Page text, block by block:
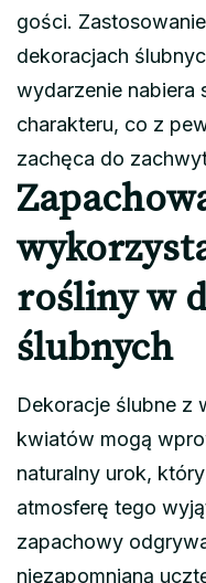
gości.
dekoracjach
wydarzenie nabiera
charakteru, co z
zachęca do
rośliny w
ślubnych
Dekoracje ślubne z
kwiatów mogą
naturalny urok,
atmosferę tego
zapachowy
niezapomnianą